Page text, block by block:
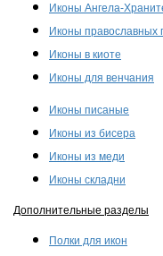
Иконы Ангела-
Иконы православных
Иконы в киоте
Иконы для венчания
Иконы писаные
Иконы из бисера
Иконы из меди
Иконы складни
Дополнительные разделы
Полки для икон